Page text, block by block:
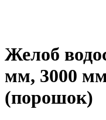
Желоб
мм, 3000
(порошок)